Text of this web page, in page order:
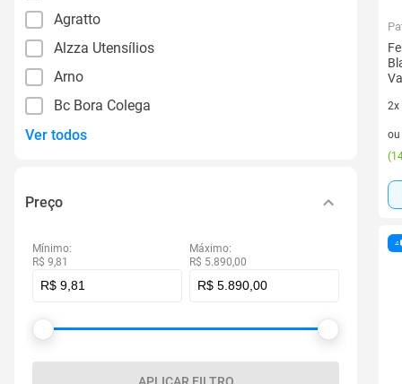
Agratto
Alzza Utensílios
Arno
Bc Bora Colega
Ver todos
Preço
Mínimo:
R$ 9,81
Máximo:
R$ 5.890,00
2x
2
ou
(